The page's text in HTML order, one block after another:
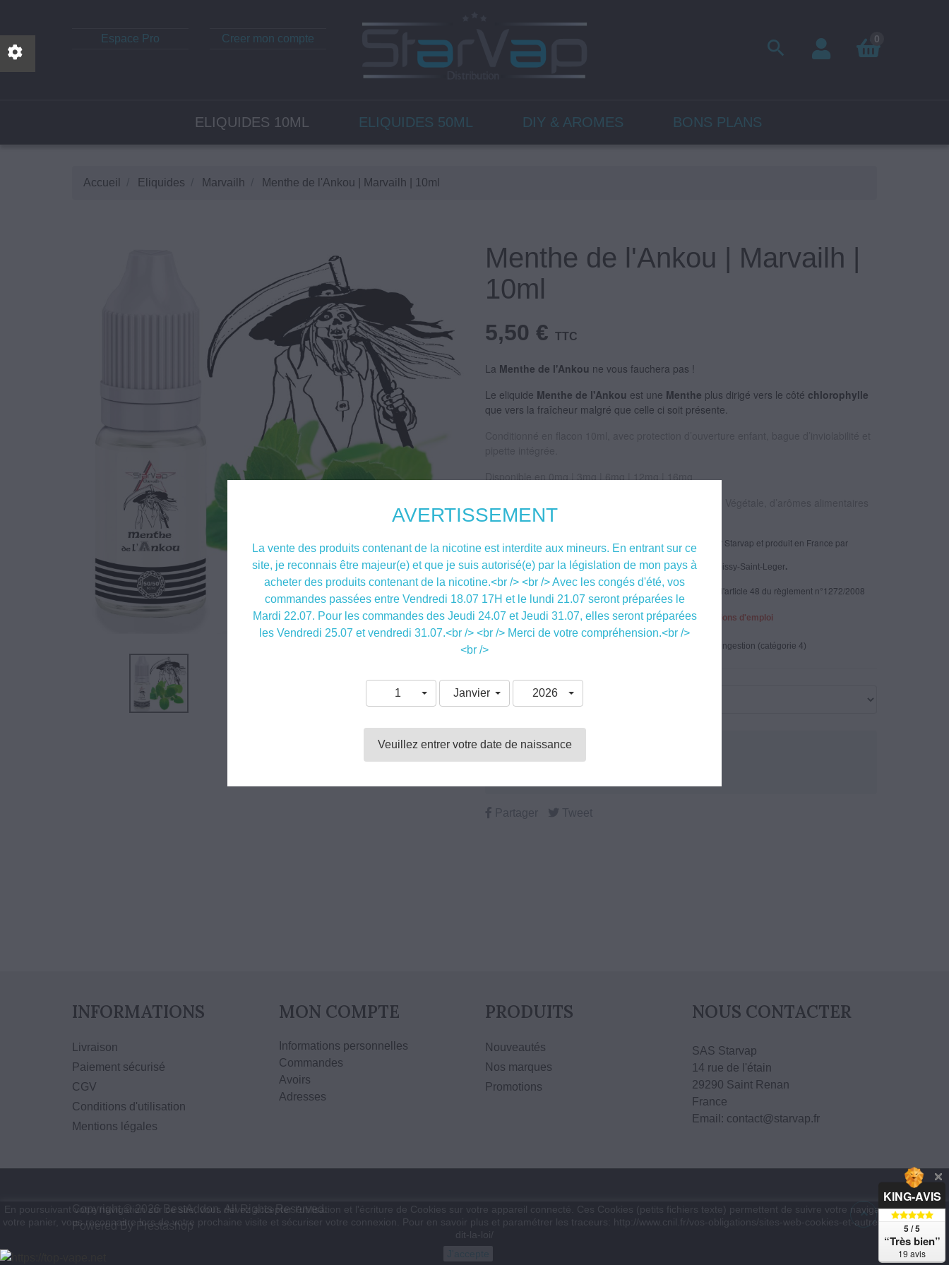
Espace Pro Creer mon compte 0

ELIQUIDES 10ML ELIQUIDES 50ML DIY & AROMES BONS PLANS
Accueil Eliquides Marvailh Menthe de l'Ankou | Marvailh | 10ml
Menthe de l'Ankou | Marvailh |
10ml
5,50 € TTC
La Menthe de l'Ankou ne vous fauchera pas !
Le eliquide Menthe de l'Ankou est une Menthe plus dirigé vers le côté chlorophylle
que vers la fraîcheur malgré que celle ci soit présente.
Disponible en 0mg | 3mg | 6mg | 12mg | 16mg
100% français.
Le eliquide Menthe de l'Ankou - Marvailh est créé par Starvap et produit en France par
Yaalom, 24 rue des Sablons 94470 Boissy-Saint-Leger.
Recharges d'eliquide étiquetées selon les dispositions de l'article 48 du règlement n°1272/2008
Attention : respecter les précautions d'emploi
De 2,5 à 16,6 mg/ml : H302. Nocif en cas d'ingestion (catégorie 4)
Taux de
nicotine
Partager Tweet
INFORMATIONS
Livraison
Paiement sécurisé
CGV
Conditions d'utilisation
Mentions légales
MON COMPTE
Informations personnelles
Commandes
Avoirs
Adresses
PRODUITS
Nouveautés
Nos marques
Promotions
NOUS CONTACTER
SAS Starvap
14 rue de l'étain
29290 Saint Renan
France
Email: contact@starvap.fr
Copyright © 2026 BestAddon. All Rights Reserved.
Powered By Prestashop
En poursuivant votre navigation sur ce site, vous devez accepter l’utilisation et l'écriture de Cookies sur votre appareil connecté. Ces Cookies (petits fichiers texte) permettent de suivre votre navigation, actualiser
votre panier, vous reconnaitre lors de votre prochaine visite et sécuriser votre connexion. Pour en savoir plus et paramétrer les traceurs: http://www.cnil.fr/vos-obligations/sites-web-cookies-et-autres-traceurs/que-
dit-la-loi/
AVERTISSEMENT
La vente des produits contenant de la nicotine est interdite aux mineurs. En entrant sur ce
site, je reconnais être majeur(e) et que je suis autorisé(e) par la législation de mon pays à
acheter des produits contenant de la nicotine.<br /> <br /> Avec les congés d'été, vos
commandes passées entre Vendredi 18.07 17H et le lundi 21.07 seront préparées le
Mardi 22.07. Pour les commandes des Jeudi 24.07 et Jeudi 31.07, elles seront préparées
les Vendredi 25.07 et vendredi 31.07.<br /> <br /> Merci de votre compréhension.<br />
<br />
1 Janvier 2026
Veuillez entrer votre date de naissance
KING-AVIS
5 / 5
“Très bien”
19 avis